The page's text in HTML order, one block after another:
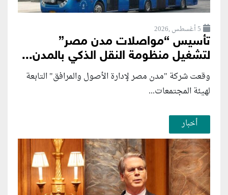
5 أغسطس ,2026
تأسيس “مواصلات مدن مصر”
لتشغيل منظومة النقل الذكي بالمدن...
وقعت شركة "مدن مصر لإدارة الأصول والمرافق" التابعة
لهيئة المجتمعات...
أخبار